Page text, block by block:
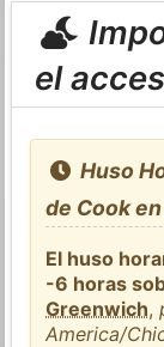
el
Huso
de Cook
El huso
-6 horas
Greenwich,
America/